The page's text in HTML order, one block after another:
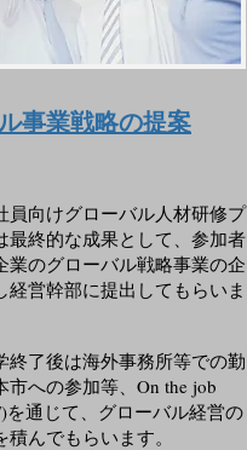
事業戦略の提案
員向けグローバル人材研修プ
最終的な成果として、参加者
業のグローバル戦略事業の企
経営幹部に提出してもらいま
了後は海外事務所等での勤
市への参加等、On the job
を通じて、グローバル経営の
んでもらいます。